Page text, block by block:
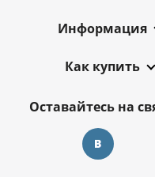
Информация
Как купить
Оставайтесь на